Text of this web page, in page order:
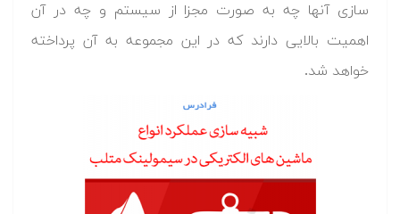
سازی آنها چه به صورت مجزا از سیستم و چه در آن
اهمیت بالایی دارند که در این مجموعه به آن پرداخته
خواهد شد.